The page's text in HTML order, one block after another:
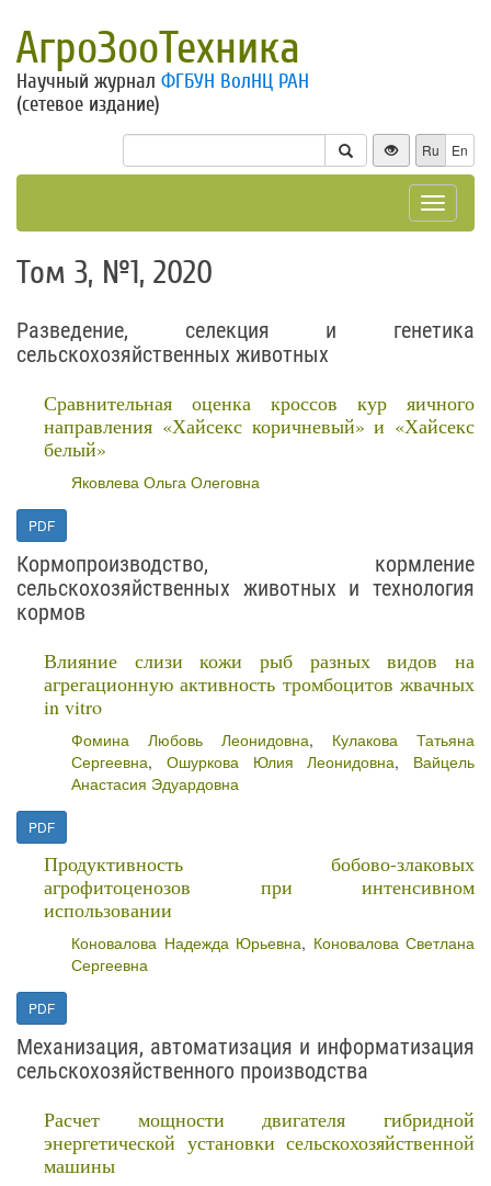
АгроЗооТехника
Научный журнал ФГБУН ВолНЦ РАН
(сетевое издание)
Ru En
Toggle
Том 3, №1, 2020
Разведение, селекция и генетика
сельскохозяйственных животных
Сравнительная оценка кроссов кур яичного
направления «Хайсекс коричневый» и «Хайсекс
белый»
Яковлева Ольга Олеговна
PDF
Кормопроизводство, кормление
сельскохозяйственных животных и технология
кормов
Влияние слизи кожи рыб разных видов на
агрегационную активность тромбоцитов жвачных
in vitro
Фомина Любовь Леонидовна, Кулакова Татьяна
Сергеевна, Ошуркова Юлия Леонидовна, Вайцель
Анастасия Эдуардовна
PDF
Продуктивность бобово-злаковых
агрофитоценозов при интенсивном
использовании
Коновалова Надежда Юрьевна, Коновалова Светлана
Сергеевна
PDF
Механизация, автоматизация и информатизация
сельскохозяйственного производства
Расчет мощности двигателя гибридной
энергетической установки сельскохозяйственной
машины